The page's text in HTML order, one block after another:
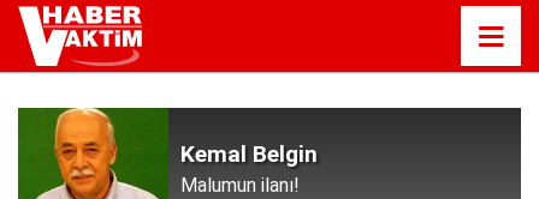
Kemal Belgin
Malumun ilanı!